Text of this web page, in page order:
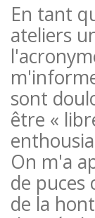
En tant
ateliers
sont
être «
On m'a
de puces
de la